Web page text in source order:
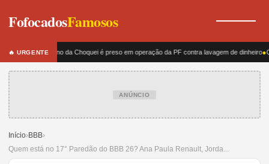
FofocadosFamosos
🔥 URGENTEDono da Choquei é preso em operação da PF contra lavagem de dinheiro●
ANÚNCIO
Início›BBB›
Quem está no 17° Paredão do BBB 26? Ana Paula Renault, Jorda...